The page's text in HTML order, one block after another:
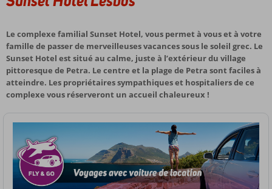
Le complexe familial Sunset Hotel, vous permet à vous et à votre
famille de passer de merveilleuses vacances sous le soleil grec. Le
Sunset Hotel est situé au calme, juste à l’extérieur du village
pittoresque de Petra. Le centre et la plage de Petra sont faciles à
atteindre. Les propriétaires sympathiques et hospitaliers de ce
complexe vous réserveront un accueil chaleureux !